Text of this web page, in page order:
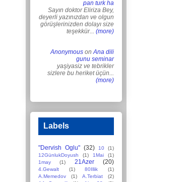
pan turk ha
Sayın doktor Eliriza Bey,
deyerli yazınızdan ve olgun
görüşlerinizden dolayı size
teşekkür... (more)
Anonymous onAna dili
gunu seminar
yaşiyasiz ve tebrikler
sizlere bu heriket üçün...
(more)
Labels
"Dervish Oglu" (32) 10
(1)
12GünlukDoyush
(1) 1Mai
(1)
1may
(1) 21Azer (20)
4.Gewalt (1) 80Illik
(1)
A.Memedov
(1) A.Terbiat
(2)